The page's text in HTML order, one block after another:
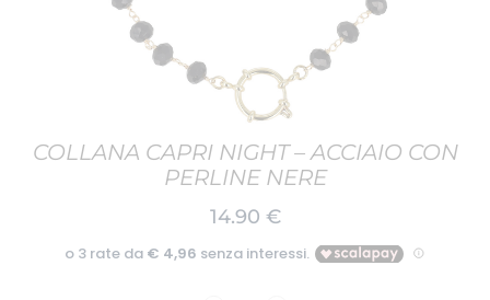
COLLANA CAPRI NIGHT – ACCIAIO CON
PERLINE NERE
14.90 €